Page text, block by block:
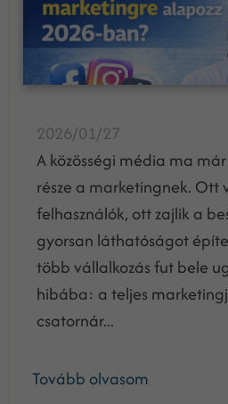
2026/01/27
A közösségi média ma
része a marketingnek. Ott
felhasználók, ott zajlik a
gyorsan láthatóságot
több vállalkozás fut bele
hibába: a teljes
csatornár...
Tovább olvasom